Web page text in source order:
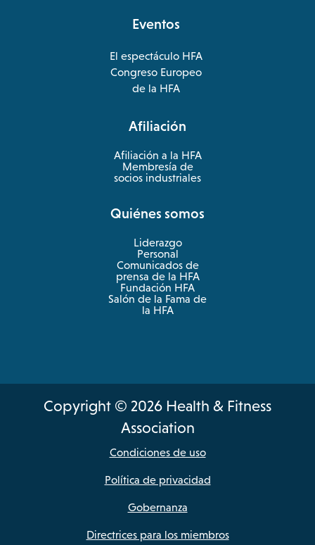
Eventos
El espectáculo HFA
opens
in
a
tab
Congreso Europeo
de la HFA
opens
tab
Afiliación
Afiliación a la HFA
Membresía de
socios industriales
Quiénes somos
Liderazgo
Personal
Comunicados de
prensa de la HFA
Fundación HFA
Salón de la Fama de
la HFA
Copyright © 2026 Health & Fitness
Association
Condiciones de uso
Política de privacidad
Gobernanza
Directrices para los miembros